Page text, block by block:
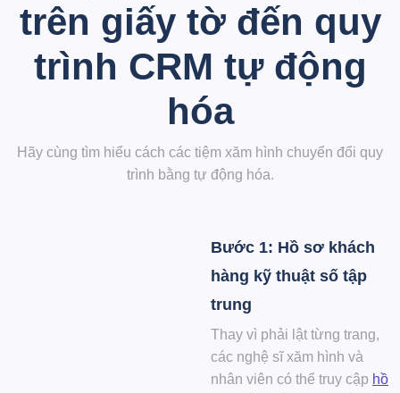
trên giấy tờ đến quy
trình CRM tự động
hóa
Hãy cùng tìm hiểu cách các tiệm xăm hình chuyển đổi quy
trình bằng tự động hóa.
Bước 1: Hồ sơ khách
hàng kỹ thuật số tập
trung
Thay vì phải lật từng trang,
các nghệ sĩ xăm hình và
nhân viên có thể truy cập hồ